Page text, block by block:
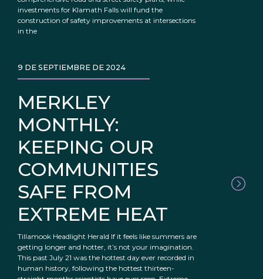
investments for Klamath Falls will fund the
construction of safety improvements at intersections
in the
MERKLEY
MONTHLY:
KEEPING OUR
COMMUNITIES
SAFE FROM
EXTREME HEAT
9 DE SEPTIEMBRE DE 2024
Tillamook Headlight Herald If it feels like summers are
getting longer and hotter, it’s not your imagination.
This past July 21 was the hottest day ever recorded in
human history, following the hottest thirteen-